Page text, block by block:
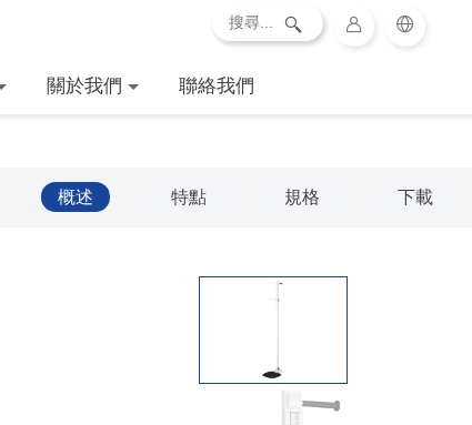
關於我們 聯絡我們
概述 特點 規格 下載